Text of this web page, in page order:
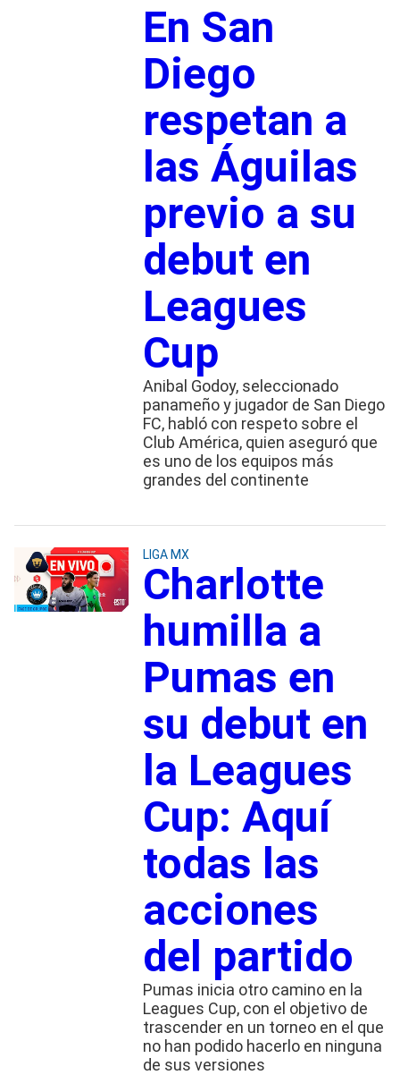
En San
Diego
respetan a
las Águilas
previo a su
debut en
Leagues
Cup
Anibal Godoy, seleccionado
panameño y jugador de San Diego
FC, habló con respeto sobre el
Club América, quien aseguró que
es uno de los equipos más
grandes del continente
LIGA MX
Charlotte
humilla a
Pumas en
su debut en
la Leagues
Cup: Aquí
todas las
acciones
del partido
Pumas inicia otro camino en la
Leagues Cup, con el objetivo de
trascender en un torneo en el que
no han podido hacerlo en ninguna
de sus versiones